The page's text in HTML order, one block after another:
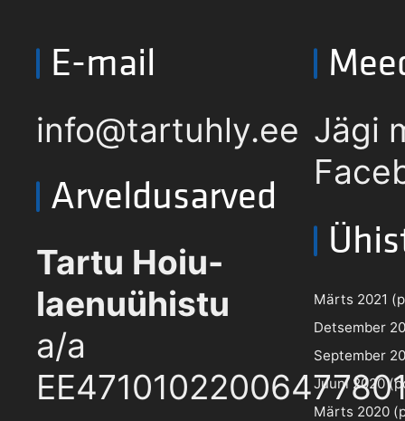
E-mail
info@tartuhly.ee
Arveldusarved
Tartu Hoiu-
laenuühistu
a/a
Jägi
Märts 2021
Detsember
September
Juuni 2020
Märts 2020